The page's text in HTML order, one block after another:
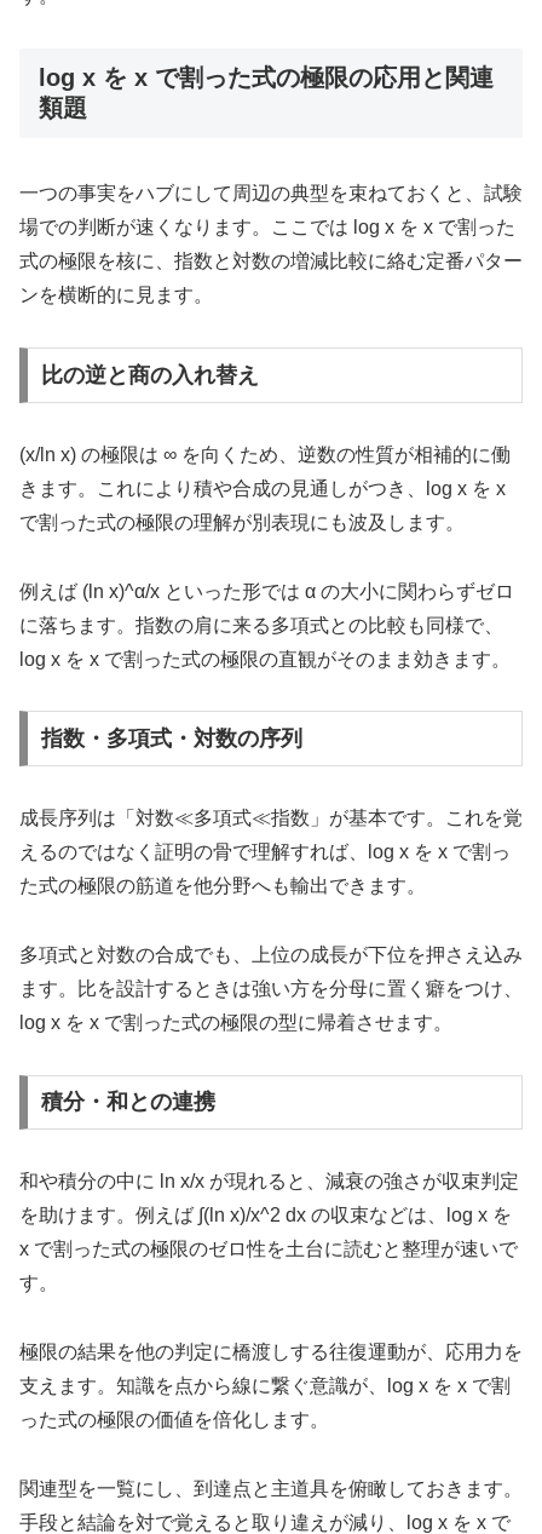
log x を x で割った式の極限の応用と関連
類題
一つの事実をハブにして周辺の典型を束ねておくと、試験
場での判断が速くなります。ここでは log x を x で割った
式の極限を核に、指数と対数の増減比較に絡む定番パター
ンを横断的に見ます。
比の逆と商の入れ替え
(x/ln x) の極限は ∞ を向くため、逆数の性質が相補的に働
きます。これにより積や合成の見通しがつき、log x を x
で割った式の極限の理解が別表現にも波及します。
例えば (ln x)^α/x といった形では α の大小に関わらずゼロ
に落ちます。指数の肩に来る多項式との比較も同様で、
log x を x で割った式の極限の直観がそのまま効きます。
指数・多項式・対数の序列
成長序列は「対数≪多項式≪指数」が基本です。これを覚
えるのではなく証明の骨で理解すれば、log x を x で割っ
た式の極限の筋道を他分野へも輸出できます。
多項式と対数の合成でも、上位の成長が下位を押さえ込み
ます。比を設計するときは強い方を分母に置く癖をつけ、
log x を x で割った式の極限の型に帰着させます。
積分・和との連携
和や積分の中に ln x/x が現れると、減衰の強さが収束判定
を助けます。例えば ∫(ln x)/x^2 dx の収束などは、log x を
x で割った式の極限のゼロ性を土台に読むと整理が速いで
す。
極限の結果を他の判定に橋渡しする往復運動が、応用力を
支えます。知識を点から線に繋ぐ意識が、log x を x で割
った式の極限の価値を倍化します。
関連型を一覧にし、到達点と主道具を俯瞰しておきます。
手段と結論を対で覚えると取り違えが減り、log x を x で